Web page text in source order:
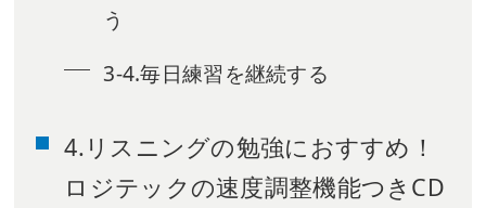
う
3-4.毎日練習を継続する
4.リスニングの勉強におすすめ！
ロジテックの速度調整機能つきCD